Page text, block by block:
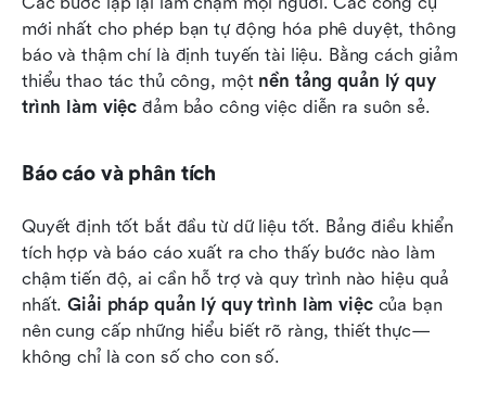
mới nhất cho phép bạn tự động hóa phê duyệt, thông
báo và thậm chí là định tuyến tài liệu. Bằng cách giảm
thiểu thao tác thủ công, một nền tảng quản lý quy
trình làm việc đảm bảo công việc diễn ra suôn sẻ.
Báo cáo và phân tích
Quyết định tốt bắt đầu từ dữ liệu tốt. Bảng điều khiển
tích hợp và báo cáo xuất ra cho thấy bước nào làm
chậm tiến độ, ai cần hỗ trợ và quy trình nào hiệu quả
nhất. Giải pháp quản lý quy trình làm việc của bạn
nên cung cấp những hiểu biết rõ ràng, thiết thực—
không chỉ là con số cho con số.